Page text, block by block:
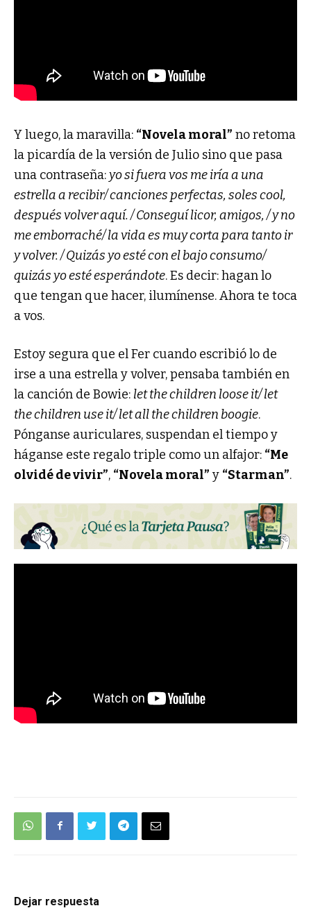
Y luego, la maravilla: “Novela moral” no retoma
la picardía de la versión de Julio sino que pasa
una contraseña:yo si fuera vos me iría a una
estrella a recibir/ canciones perfectas, soles cool,
después volver aquí. / Conseguí licor, amigos, / y no
me emborraché/ la vida es muy corta para tanto ir
y volver. / Quizás yo esté con el bajo consumo/
quizás yo esté esperándote. Es decir: hagan lo
que tengan que hacer, ilumínense. Ahora te toca
a vos.
Estoy segura que el Fer cuando escribió lo de
irse a una estrella y volver, pensaba también en
la canción de Bowie: let the children loose it/ let
the children use it/ let all the children boogie.
Pónganse auriculares, suspendan el tiempo y
háganse este regalo triple como un alfajor: “Me
olvidé de vivir”, “Novela moral” y “Starman”.
Dejar respuesta